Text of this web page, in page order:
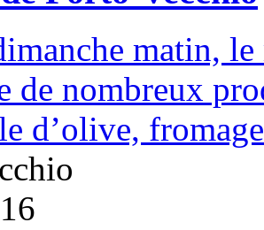
matin,
de nombreux
d’olive,